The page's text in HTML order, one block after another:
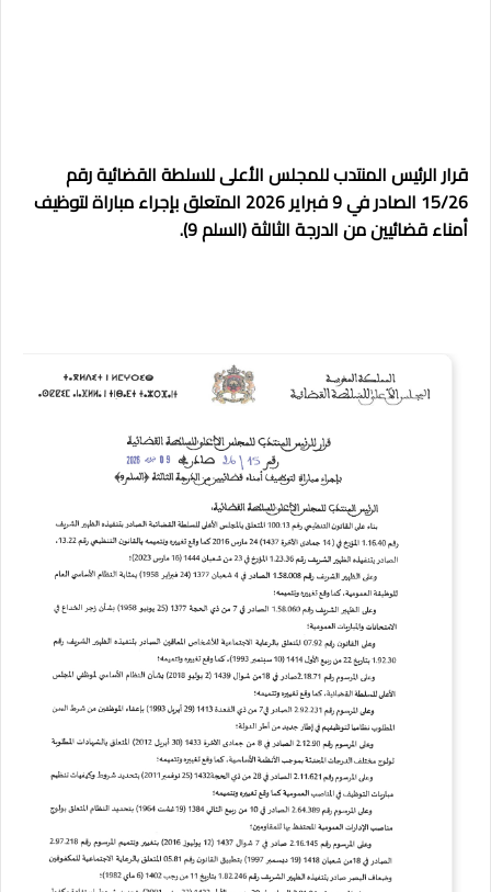
قرار الرئيس المنتدب للمجلس الأعلى للسلطة القضائية رقم
15/26 الصادر في 9 فبراير 2026 المتعلق بإجراء مباراة لتوظيف
أمناء قضائيين من الدرجة الثالثة (السلم 9).